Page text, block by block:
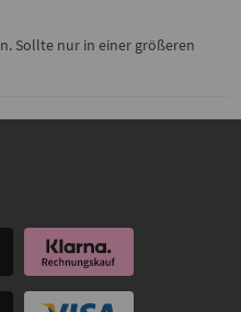
Sollte nur in einer größeren